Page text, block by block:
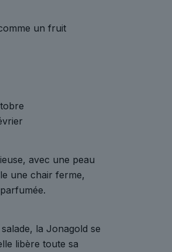
un fruit
avec une peau
une chair ferme,
la Jonagold se
libère toute sa